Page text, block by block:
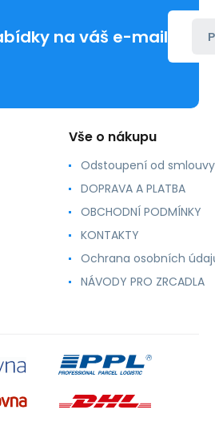
na váš e-mail
Vše o nákupu
Odstoupení od smlouvy
DOPRAVA A PLATBA
OBCHODNÍ PODMÍNKY
KONTAKTY
Ochrana osobních
NÁVODY PRO ZRCADLA